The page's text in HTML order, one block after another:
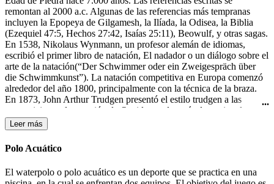
remontan al 2000 a.c. Algunas de las referencias más tempranas
incluyen la Epopeya de Gilgamesh, la Ilíada, la Odisea, la Biblia
(Ezequiel 47:5, Hechos 27:42, Isaías 25:11), Beowulf, y otras sagas.
En 1538, Nikolaus Wynmann, un profesor alemán de idiomas,
escribió el primer libro de natación, El nadador o un diálogo sobre el
arte de la natación(“Der Schwimmer oder ein Zweigespräch über
die Schwimmkunst”). La natación competitiva en Europa comenzó
alrededor del año 1800, principalmente con la técnica de la braza.
En 1873, John Arthur Trudgen presentó el estilo trudgen a las
competiciones de natación de Occidente, después de copiar el estilo
crol utilizado por los nativos americanos. Debido a la indiferencia
británica para las salpicaduras, Trudgen empleó una patada de tijera
en lugar de la patada de estilo crol. La natación formó parte de los
primeros Juegos Olímpicos modernos en 1896 en Atenas. En 1902
1908, se creo la Federación Internacional de Natación (FINA). El
Leer más
Polo Acuático
El waterpolo o polo acuático es un deporte que se practica en una